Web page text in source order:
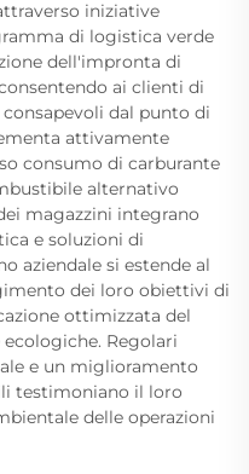
iniziative
di logistica verde
dell'impronta di
ai clienti di
dal punto di
attivamente
consumo di carburante
alternativo
magazzini integrano
e soluzioni di
aziendale si estende al
dei loro obiettivi di
ottimizzata del
Regolari
e un miglioramento
testimoniano il loro
delle operazioni